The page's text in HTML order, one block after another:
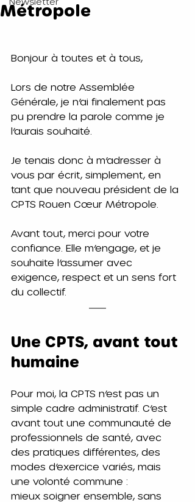
Métropole
Bonjour à toutes et à tous,
Lors de notre Assemblée
Générale, je n’ai finalement pas
pu prendre la parole comme je
l’aurais souhaité.
Je tenais donc à m’adresser à
vous par écrit, simplement, en
tant que nouveau président de la
CPTS Rouen Cœur Métropole.
Avant tout, merci pour votre
confiance. Elle m’engage, et je
souhaite l’assumer avec
exigence, respect et un sens fort
du collectif.
Une CPTS, avant tout
humaine
Pour moi, la CPTS n’est pas un
simple cadre administratif. C’est
avant tout une communauté de
professionnels de santé, avec
des pratiques différentes, des
modes d’exercice variés, mais
une volonté commune :
mieux soigner ensemble, sans